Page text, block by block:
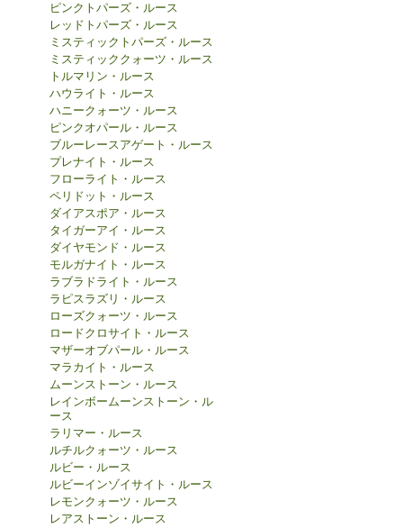
ピンクトパーズ・ルース
レッドトパーズ・ルース
ミスティックトパーズ・ルース
ミスティッククォーツ・ルース
トルマリン・ルース
ハウライト・ルース
ハニークォーツ・ルース
ピンクオパール・ルース
ブルーレースアゲート・ルース
プレナイト・ルース
フローライト・ルース
ペリドット・ルース
ダイアスポア・ルース
タイガーアイ・ルース
ダイヤモンド・ルース
モルガナイト・ルース
ラブラドライト・ルース
ラピスラズリ・ルース
ローズクォーツ・ルース
ロードクロサイト・ルース
マザーオブパール・ルース
マラカイト・ルース
ムーンストーン・ルース
レインボームーンストーン・ル
ース
ラリマー・ルース
ルチルクォーツ・ルース
ルビー・ルース
ルビーインゾイサイト・ルース
レモンクォーツ・ルース
レアストーン・ルース